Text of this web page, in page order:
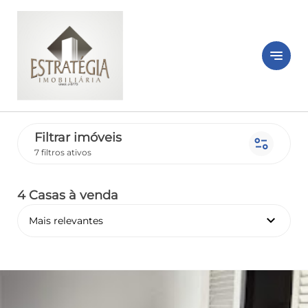
notes
Filtrar imóveis
7 filtros ativos page_info
4 Casas à venda
Mais relevantes keyboard_arrow_down